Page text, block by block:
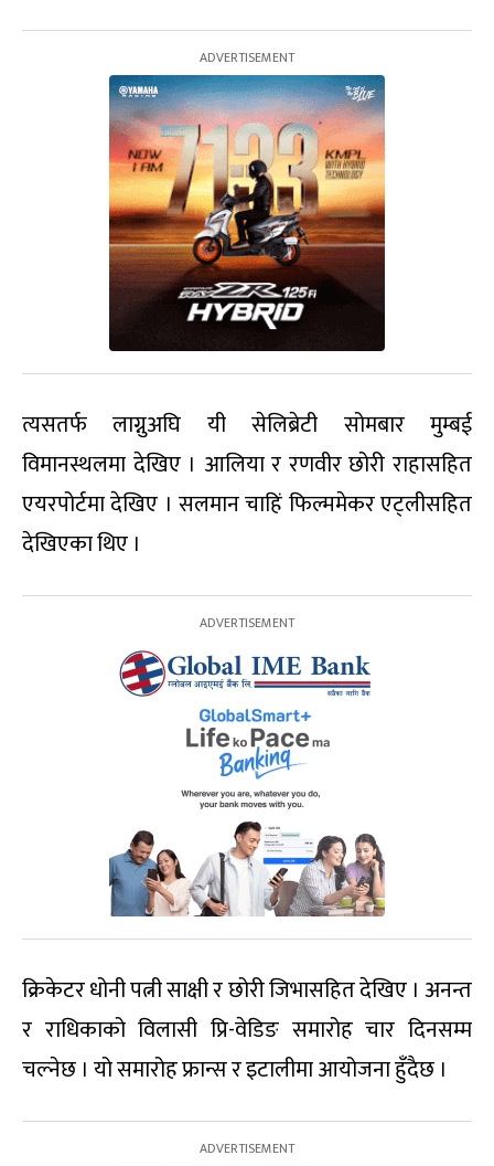
त्यसतर्फ लाग्नुअघि यी सेलिब्रेटी सोमबार मुम्बई
विमानस्थलमा देखिए । आलिया र रणवीर छोरी राहासहित
एयरपोर्टमा देखिए । सलमान चाहिं फिल्ममेकर एट्लीसहित
देखिएका थिए ।
क्रिकेटर धोनी पत्नी साक्षी र छोरी जिभासहित देखिए । अनन्त
र राधिकाको विलासी प्रि-वेडिङ समारोह चार दिनसम्म
चल्नेछ । यो समारोह फ्रान्स र इटालीमा आयोजना हुँदैछ ।